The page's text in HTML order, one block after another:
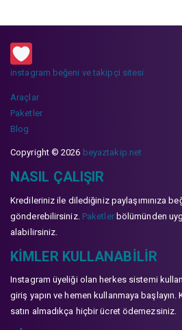
instagram beğeni ve takipçi sitesi
Araçlar
Paketler
Blog
Copyright © 2026 beyaztakip.net
NASIL ÇALIŞIR
Kredileriniz ile dilediğiniz paylaşımınıza
gönderebilirsiniz. Paketlerbölümünden
alabilirsiniz.
KIMLER KULLANABILIR
Instagram üyeliği olan herkes sistemi
giriş yapın ve hemen kullanmaya başlayın.
satın almadıkça hiçbir ücret ödemezsiniz.